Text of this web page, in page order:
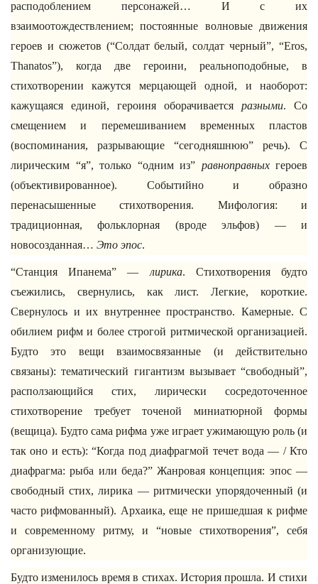
расподоблением персонажей… И с их
взаимоотождествлением; постоянные волновые движения
героев и сюжетов (“Солдат белый, солдат черный”, “Eros,
Thanatos”), когда две героини, реальноподобные, в
стихотворении кажутся мерцающей одной, и наоборот:
кажущаяся единой, героиня оборачивается разными. Со
смещением и перемешиванием временных пластов
(воспоминания, разрывающие “сегодняшнюю” речь). С
лирическим “я”, только “одним из” равноправныхгероев
(объективированное). Событийно и образно
перенасышенные стихотворения. Мифология: и
традиционная, фольклорная (вроде эльфов) — и
новосозданная… Это эпос.
“Станция Ипанема” — лирика. Стихотворения будто
съежились, свернулись, как лист. Легкие, короткие.
Свернулось и их внутреннее пространство. Камерные. С
обилием рифм и более строгой ритмической организацией.
Будто это вещи взаимосвязанные (и действительно
связаны): тематический гигантизм вызывает “свободный”,
расползающийся стих, лирически сосредоточенное
стихотворение требует точеной миниатюрной формы
(вещица). Будто сама рифма уже играет ужимающую роль (и
так оно и есть): “Когда под диафрагмой течет вода — / Кто
диафрагма: рыба или беда?” Жанровая концепция: эпос —
свободный стих, лирика — ритмически упорядоченный (и
часто рифмованный). Архаика, еще не пришедшая к рифме
и современному ритму, и “новые стихотворения”, себя
организующие.
Будто изменилось время в стихах. История прошла. И стихи